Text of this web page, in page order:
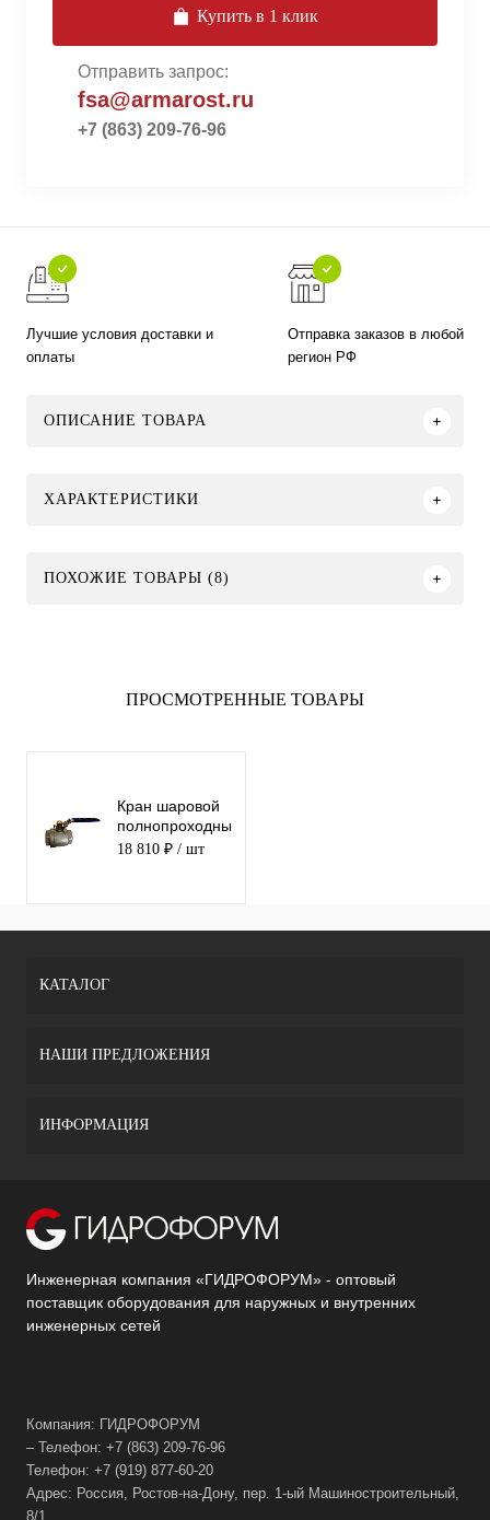
Купить в 1 клик
Отправить запрос:
fsa@armarost.ru
+7 (863) 209-76-96
Лучшие условия доставки и
оплаты
Отправка заказов в любой
регион РФ
ОПИСАНИЕ ТОВАРА
ХАРАКТЕРИСТИКИ
ПОХОЖИЕ ТОВАРЫ (8)
ПРОСМОТРЕННЫЕ ТОВАРЫ
Кран шаровой
полнопроходный
резьбовой
18 810 ₽ / шт
КАТАЛОГ
НАШИ ПРЕДЛОЖЕНИЯ
ИНФОРМАЦИЯ
Инженерная компания «ГИДРОФОРУМ» - оптовый
поставщик оборудования для наружных и внутренних
инженерных сетей
Компания: ГИДРОФОРУМ
– Телефон: +7 (863) 209-76-96
Телефон: +7 (919) 877-60-20
Адрес: Россия, Ростов-на-Дону, пер. 1-ый Машиностроительный,
8/1